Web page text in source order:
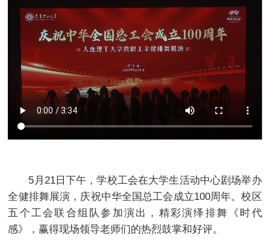
5月21日下午，学校工会在大学生活动中心剧场举办
全健排舞展演，庆祝中华全国总工会成立100周年。校区
五个工会联合组队参加演出，精彩演绎排舞《时代
感》，赢得现场领导老师们的热烈鼓掌和好评。